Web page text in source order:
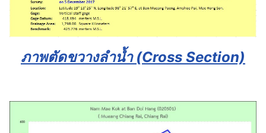
ภาพตัดขวางลำน้ำ (Cross Section)